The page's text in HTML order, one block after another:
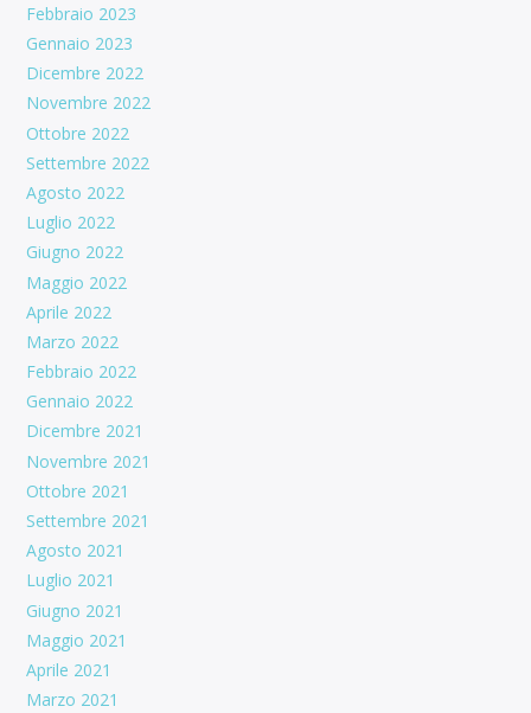
Febbraio 2023
Gennaio 2023
Dicembre 2022
Novembre 2022
Ottobre 2022
Settembre 2022
Agosto 2022
Luglio 2022
Giugno 2022
Maggio 2022
Aprile 2022
Marzo 2022
Febbraio 2022
Gennaio 2022
Dicembre 2021
Novembre 2021
Ottobre 2021
Settembre 2021
Agosto 2021
Luglio 2021
Giugno 2021
Maggio 2021
Aprile 2021
Marzo 2021